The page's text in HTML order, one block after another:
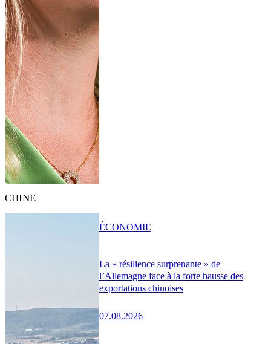
CHINE
La « résilience surprenante » de
l’Allemagne face à la forte hausse des
exportations chinoises
07.08.2026
ÉCONOMIE